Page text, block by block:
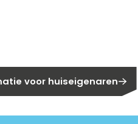
voor huiseigenaren